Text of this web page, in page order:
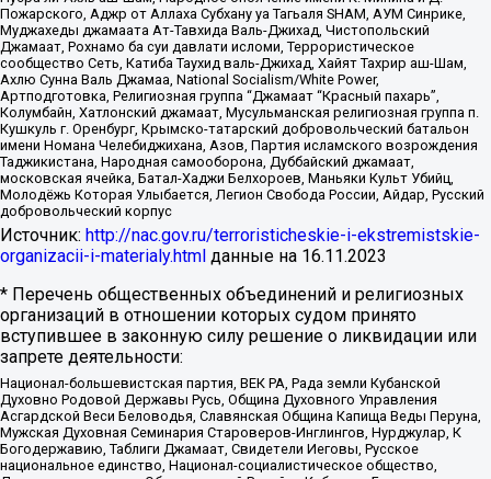
Пожарского, Аджр от Аллаха Субхану уа Тагьаля SHAM, АУМ Синрике,
Муджахеды джамаата Ат-Тавхида Валь-Джихад, Чистопольский
Джамаат, Рохнамо ба суи давлати исломи, Террористическое
сообщество Сеть, Катиба Таухид валь-Джихад, Хайят Тахрир аш-Шам,
Ахлю Сунна Валь Джамаа, National Socialism/White Power,
Артподготовка, Религиозная группа “Джамаат “Красный пахарь”,
Колумбайн, Хатлонский джамаат, Мусульманская религиозная группа п.
Кушкуль г. Оренбург, Крымско-татарский добровольческий батальон
имени Номана Челебиджихана, Азов, Партия исламского возрождения
Таджикистана, Народная самооборона, Дуббайский джамаат,
московская ячейка, Батал-Хаджи Белхороев, Маньяки Культ Убийц,
Молодёжь Которая Улыбается, Легион Свобода России, Айдар, Русский
добровольческий корпус
Источник: http://nac.gov.ru/terroristicheskie-i-ekstremistskie-
organizacii-i-materialy.html данные на 16.11.2023
* Перечень общественных объединений и религиозных
организаций в отношении которых судом принято
вступившее в законную силу решение о ликвидации или
запрете деятельности:
Национал-большевистская партия, ВЕК РА, Рада земли Кубанской
Духовно Родовой Державы Русь, Община Духовного Управления
Асгардской Веси Беловодья, Славянская Община Капища Веды Перуна,
Мужская Духовная Семинария Староверов-Инглингов, Нурджулар, К
Богодержавию, Таблиги Джамаат, Свидетели Иеговы, Русское
национальное единство, Национал-социалистическое общество,